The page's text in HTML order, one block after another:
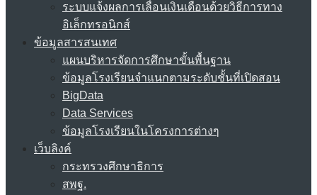
ระบบแจ้งผลการเลื่อนเงินเดือนด้วยวิธีการทาง
อิเล็กทรอนิกส์
ข้อมูลสารสนเทศ
แผนบริหารจัดการศึกษาขั้นพื้นฐาน
ข้อมูลโรงเรียนจำแนกตามระดับชั้นที่เปิดสอน
BigData
Data Services
ข้อมูลโรงเรียนในโครงการต่างๆ
เว็บลิงค์
กระทรวงศึกษาธิการ
สพฐ.